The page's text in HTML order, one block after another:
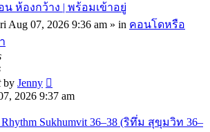
น ห้องกว้าง | พร้อมเข้าอยู่
Aug 07, 2026 9:36 am » in คอนโดหรือ
by Jenny
2026 9:37 am
Rhythm Sukhumvit 36–38 (ริทึ่ม สุขุมวิท 36–